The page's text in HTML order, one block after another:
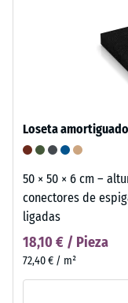
Loseta
50 × 50 × 6 cm –
conectores de
ligadas
18,10 € / Pieza
72,40 € / m²